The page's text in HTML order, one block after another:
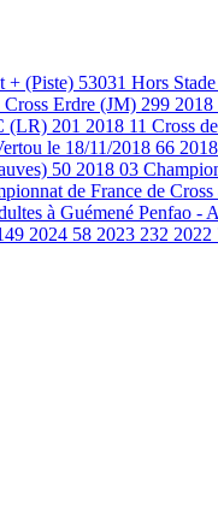
+ (Piste) 53031 Hors Stade
Cross Erdre (JM) 299
(LR) 201 2018 11 Cross
le 18/11/2018 66
50 2018 03
de France de
à Guémené Penfao -
2024 58 2023 232 2022